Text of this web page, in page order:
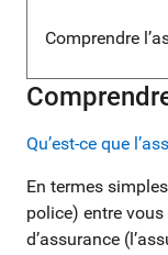
Comprendre
Qu’est-ce que
En termes
police) entre
d’assurance